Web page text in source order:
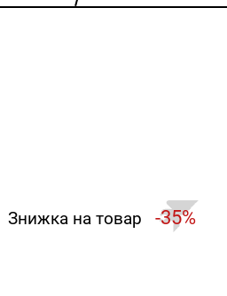
Знижка на товар -35%